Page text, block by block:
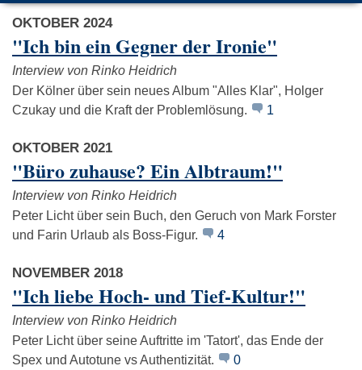
Tocotronic Kettcar
OKTOBER 2024
"Ich bin ein Gegner der Ironie"
Interview von Rinko Heidrich
Der Kölner über sein neues Album "Alles Klar", Holger
Czukay und die Kraft der Problemlösung.
1
OKTOBER 2021
"Büro zuhause? Ein Albtraum!"
Interview von Rinko Heidrich
Peter Licht über sein Buch, den Geruch von Mark Forster
und Farin Urlaub als Boss-Figur.
4
NOVEMBER 2018
"Ich liebe Hoch- und Tief-Kultur!"
Interview von Rinko Heidrich
Peter Licht über seine Auftritte im 'Tatort', das Ende der
Spex und Autotune vs Authentizität.
0